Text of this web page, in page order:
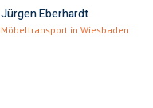
Jürgen Eberhardt
Möbeltransport in Wiesbaden